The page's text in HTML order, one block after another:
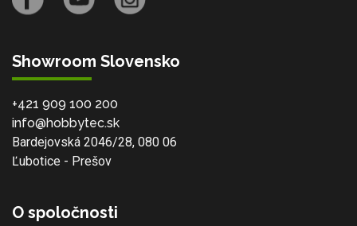
Showroom Slovensko
+421 909 100 200
info@hobbytec.sk
Bardejovská 2046/28, 080 06
Ľubotice - Prešov
O spoločnosti